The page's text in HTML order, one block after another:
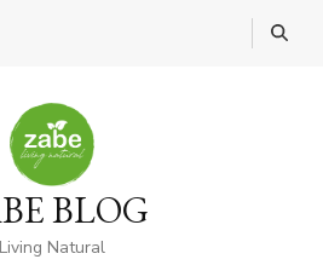
BLOG
Living Natural